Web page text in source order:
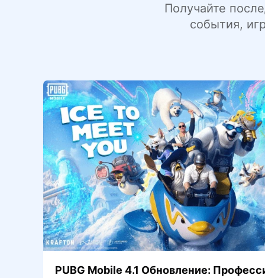
Получайте
события,
PUBG Mobile 4.1 Обновление: